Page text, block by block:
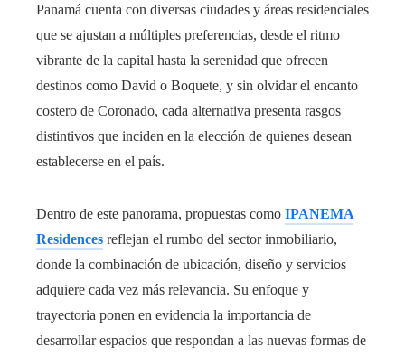
Panamá cuenta con diversas ciudades y áreas residenciales
que se ajustan a múltiples preferencias, desde el ritmo
vibrante de la capital hasta la serenidad que ofrecen
destinos como David o Boquete, y sin olvidar el encanto
costero de Coronado, cada alternativa presenta rasgos
distintivos que inciden en la elección de quienes desean
establecerse en el país.
Dentro de este panorama, propuestas como IPANEMA
Residences reflejan el rumbo del sector inmobiliario,
donde la combinación de ubicación, diseño y servicios
adquiere cada vez más relevancia. Su enfoque y
trayectoria ponen en evidencia la importancia de
desarrollar espacios que respondan a las nuevas formas de